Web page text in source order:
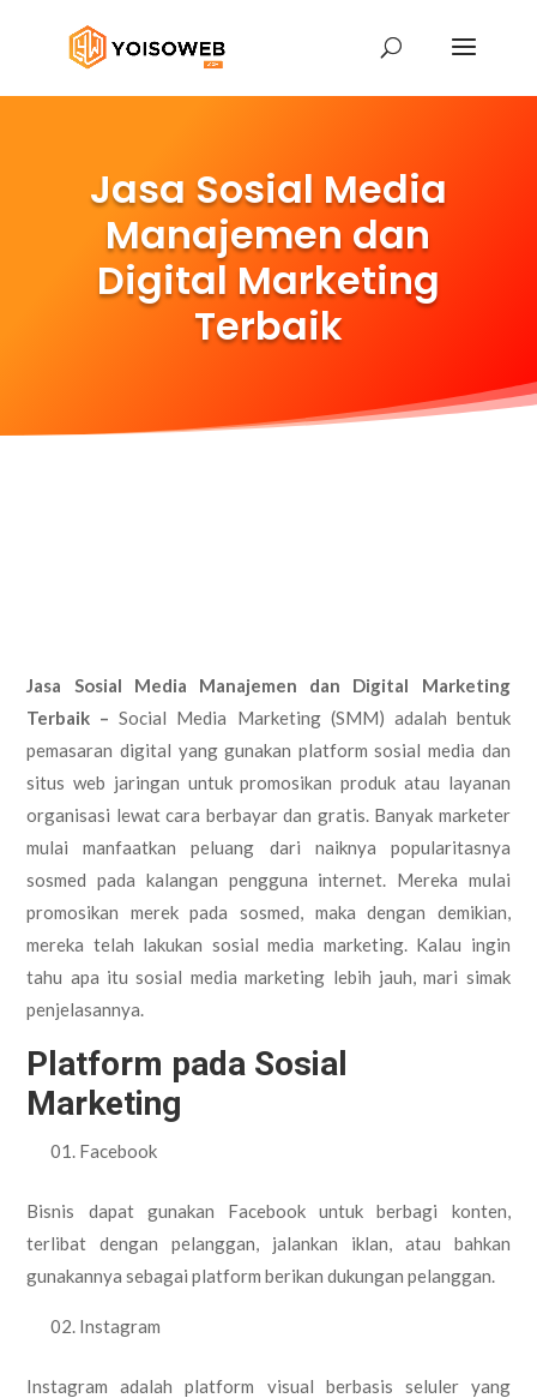
Jasa Sosial Media
Manajemen dan
Digital Marketing
Terbaik
Jasa Sosial Media Manajemen dan Digital Marketing
Terbaik –Social Media Marketing (SMM) adalah bentuk
pemasaran digital yang gunakan platform sosial media dan
situs web jaringan untuk promosikan produk atau layanan
organisasi lewat cara berbayar dan gratis. Banyak marketer
mulai manfaatkan peluang dari naiknya popularitasnya
sosmed pada kalangan pengguna internet. Mereka mulai
promosikan merek pada sosmed, maka dengan demikian,
mereka telah lakukan sosial media marketing. Kalau ingin
tahu apa itu sosial media marketing lebih jauh, mari simak
penjelasannya.
Platform pada Sosial
Marketing
Facebook
Bisnis dapat gunakan Facebook untuk berbagi konten,
terlibat dengan pelanggan, jalankan iklan, atau bahkan
gunakannya sebagai platform berikan dukungan pelanggan.
Instagram
Instagram adalah platform visual berbasis seluler yang